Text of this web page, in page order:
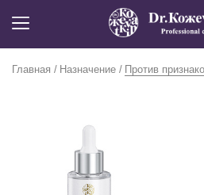
Главная Назначение Против